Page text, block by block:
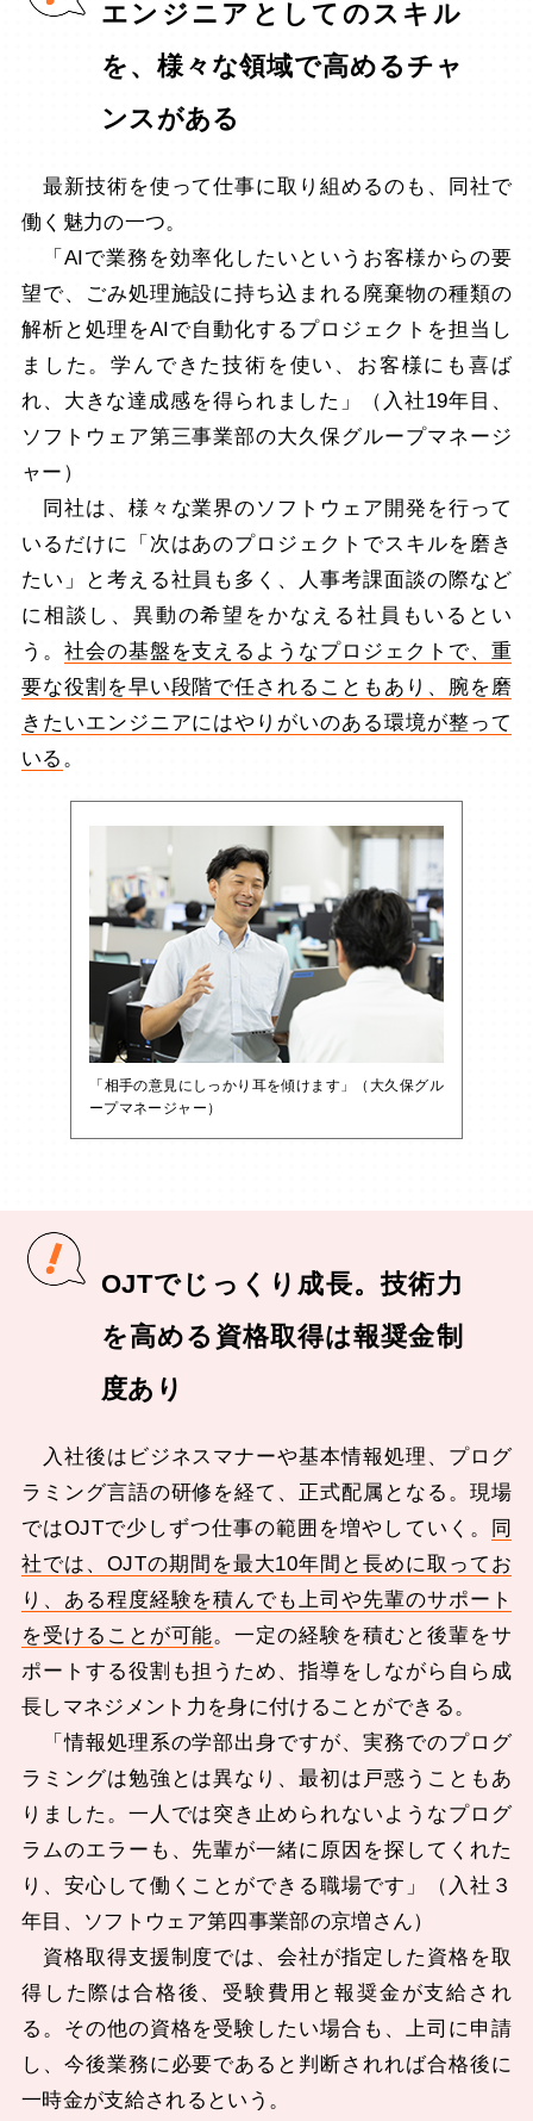
エンジニアとしてのスキル
を、様々な領域で高めるチャ
ンスがある
最新技術を使って仕事に取り組めるのも、同社で
働く魅力の一つ。
「AIで業務を効率化したいというお客様からの要
望で、ごみ処理施設に持ち込まれる廃棄物の種類の
解析と処理をAIで自動化するプロジェクトを担当し
ました。学んできた技術を使い、お客様にも喜ば
れ、大きな達成感を得られました」（入社19年目、
ソフトウェア第三事業部の大久保グループマネージ
ャー）
同社は、様々な業界のソフトウェア開発を行って
いるだけに「次はあのプロジェクトでスキルを磨き
たい」と考える社員も多く、人事考課面談の際など
に相談し、異動の希望をかなえる社員もいるとい
う。 社会の基盤を支えるようなプロジェクトで、重
要な役割を早い段階で任されることもあり、腕を磨
きたいエンジニアにはやりがいのある環境が整って
いる 。
「相手の意見にしっかり耳を傾けます」（大久保グル
ープマネージャー）
OJTでじっくり成長。技術力
を高める資格取得は報奨金制
度あり
入社後はビジネスマナーや基本情報処理、プログ
ラミング言語の研修を経て、正式配属となる。現場
ではOJTで少しずつ仕事の範囲を増やしていく。
同
社では、OJTの期間を最大10年間と長めに取ってお
り、ある程度経験を積んでも上司や先輩のサポート
を受けることが可能。一定の経験を積むと後輩をサ
ポートする役割も担うため、指導をしながら自ら成
長しマネジメント力を身に付けることができる。
「情報処理系の学部出身ですが、実務でのプログ
ラミングは勉強とは異なり、最初は戸惑うこともあ
りました。一人では突き止められないようなプログ
ラムのエラーも、先輩が一緒に原因を探してくれた
り、安心して働くことができる職場です」（入社３
年目、ソフトウェア第四事業部の京増さん）
資格取得支援制度では、会社が指定した資格を取
得した際は合格後、受験費用と報奨金が支給され
る。その他の資格を受験したい場合も、上司に申請
し、今後業務に必要であると判断されれば合格後に
一時金が支給されるという。